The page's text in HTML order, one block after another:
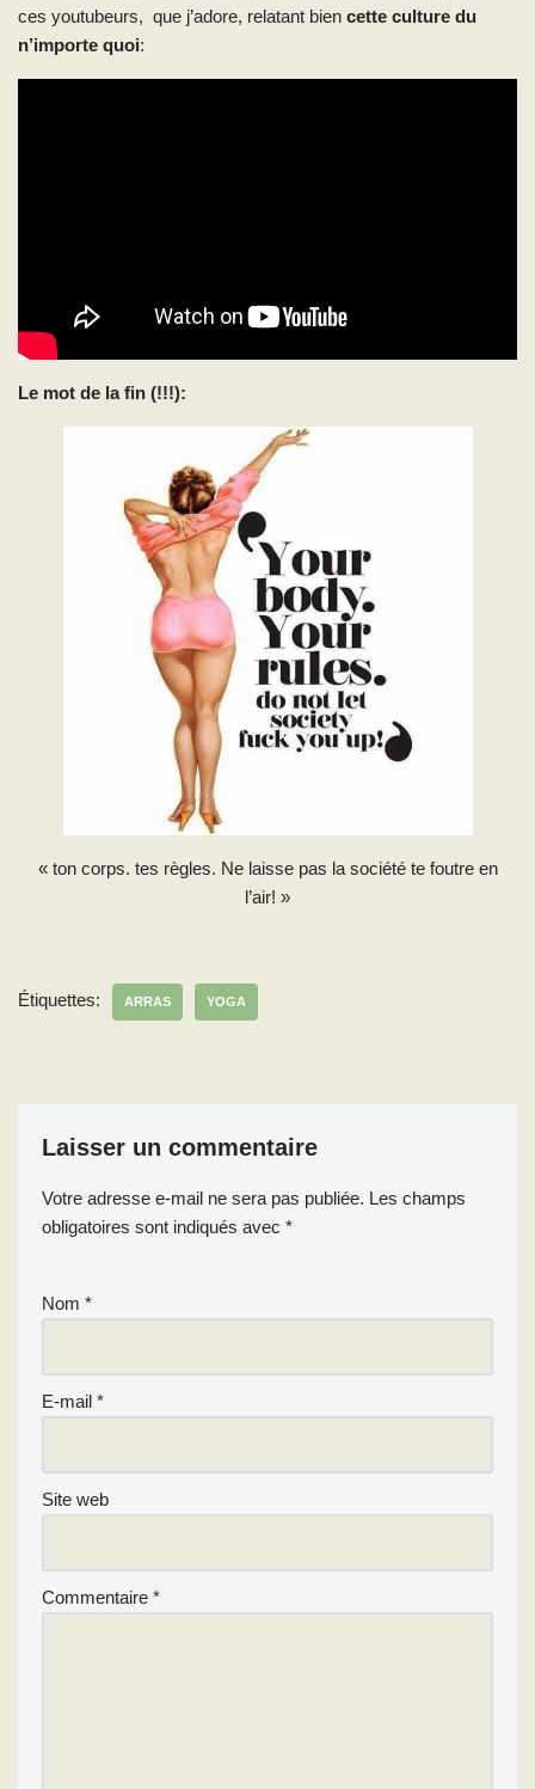
ces youtubeurs, que j’adore, relatant bien cette culture du
n’importe quoi:
Le mot de la fin (!!!):
« ton corps. tes règles. Ne laisse pas la société te foutre en
l’air! »
Étiquettes: ARRAS YOGA
Laisser un commentaire
Votre adresse e-mail ne sera pas publiée. Les champs
obligatoires sont indiqués avec *
Nom *
E-mail *
Site web
Commentaire *